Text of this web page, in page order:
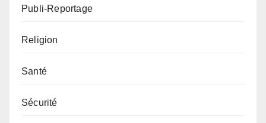
Publi-Reportage
Religion
Santé
Sécurité